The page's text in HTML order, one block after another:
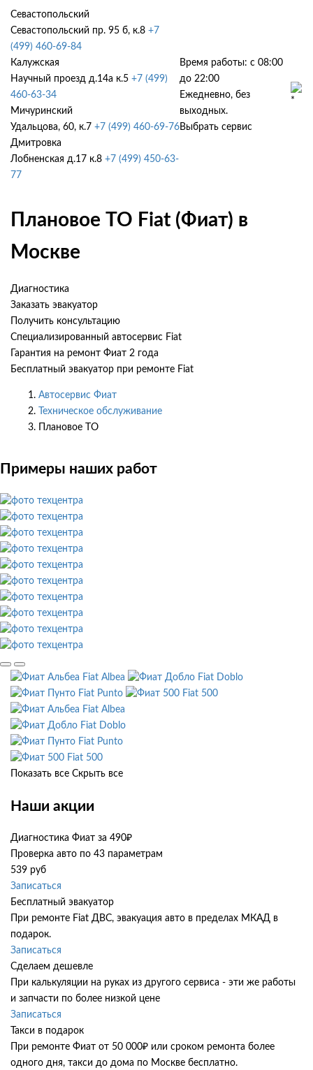
Севастопольский
Севастопольский пр. 95 б, к.8 +7
(499) 460-69-84
Калужская
Научный проезд д.14а к.5 +7 (499)
460-63-34
Мичуринский
Удальцова, 60, к.7 +7 (499) 460-69-76
Дмитровка
Лобненская д.17 к.8 +7 (499) 450-63-
77
Время работы: с 08:00
до 22:00
Ежедневно, без
выходных.
Выбрать сервис
Плановое ТО Fiat (Фиат) в
Москве
Диагностика
Заказать эвакуатор
Получить консультацию
Специализированный автосервис Fiat
Гарантия на ремонт Фиат 2 года
Бесплатный эвакуатор при ремонте Fiat
Автосервис Фиат
Техническое обслуживание
Плановое ТО
Примеры наших работ
Fiat Albea
Fiat Doblo
Fiat Punto
Fiat 500
Fiat Albea
Fiat Doblo
Fiat Punto
Fiat 500
Показать все Скрыть все
Наши акции
Диагностика Фиат за 490₽
Проверка авто по 43 параметрам
539 руб
Записаться
Бесплатный эвакуатор
При ремонте Fiat ДВС, эвакуация авто в пределах МКАД в
подарок.
Записаться
Сделаем дешевле
При калькуляции на руках из другого сервиса - эти же работы
и запчасти по более низкой цене
Записаться
Такси в подарок
При ремонте Фиат от 50 000₽ или сроком ремонта более
одного дня, такси до дома по Москве бесплатно.